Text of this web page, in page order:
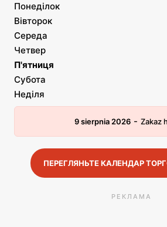
Понеділок
Вівторок
Середа
Четвер
П'ятниця
Субота
Неділя
9 sierpnia 2026 - Zakaz
ПЕРЕГЛЯНЬТЕ КАЛЕНДАР
РЕКЛАМА